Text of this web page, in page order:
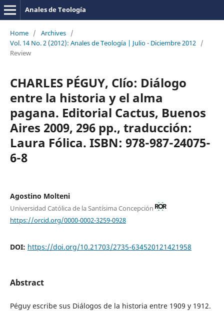
Anales de Teología
Home / Archives /
Vol. 14 No. 2 (2012): Anales de Teología | Julio - Diciembre 2012 /
Review
CHARLES PÉGUY, Clío: Diálogo
entre la historia y el alma
pagana. Editorial Cactus, Buenos
Aires 2009, 296 pp., traducción:
Laura Fólica. ISBN: 978-987-24075-
6-8
Agostino Molteni
Universidad Católica de la Santísima Concepción
https://orcid.org/0000-0002-3259-0928
DOI: https://doi.org/10.21703/2735-634520121421958
Abstract
Péguy escribe sus Diálogos de la historia entre 1909 y 1912.